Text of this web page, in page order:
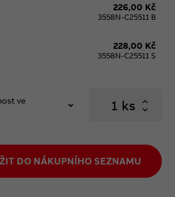
226,00 Kč
3558N-C25511 B
228,00 Kč
3558N-C25511 S
ve
ks
DO NÁKUPNÍHO SEZNAMU